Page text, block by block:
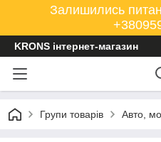
Залишились
KRONS інтернет-магазин
Групи товарів Авто,